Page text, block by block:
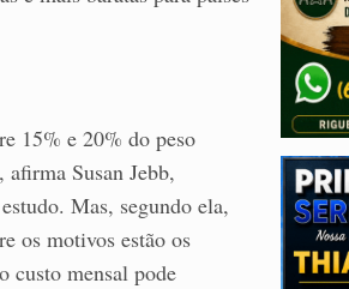
15% e 20% do peso
Susan Jebb,
Mas, segundo ela,
os motivos estão os
custo mensal pode